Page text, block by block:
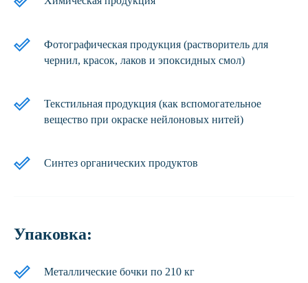
Фотографическая продукция (растворитель для
чернил, красок, лаков и эпоксидных смол)
Текстильная продукция (как вспомогательное
вещество при окраске нейлоновых нитей)
Синтез органических продуктов
Упаковка:
Металлические бочки по 210 кг